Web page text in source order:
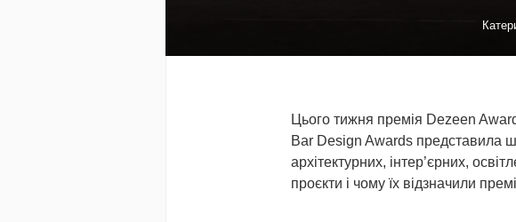
Цього тижня премія Dezeen
Bar Design Awards представила
архітектурних, інтер’єрних,
проєкти і чому їх відзначили